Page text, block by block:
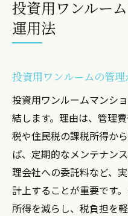
術
節税を意識したワン
介
用事例
関西・関東で見
税金対策を徹
験
売却まで見据え
ト
失敗しない投資
投資用ワンルー
運用法
投資用ワンルームの管
投資用ワンルームマンシ
結します。理由は、管理
税や住民税の課税所得か
ば、定期的なメンテナン
理会社への委託料など、
計上することが重要です
所得を減らし、税負担を